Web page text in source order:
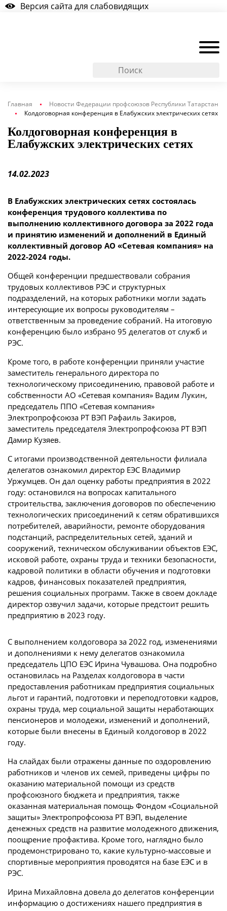
Версия сайта для слабовидящих
Главная
Новости Федерации профсоюзов Республики Татарстан
Колдоговорная конференция в Елабужских электрических сетях
Колдоговорная конференция в
Елабужских электрических сетях
14.02.2023
В Елабужских электрических сетях состоялась
конференция трудового коллектива по
выполнению коллективного договора за 2022 года
и принятию изменений и дополнений в Единый
коллективный договор АО «Сетевая компания» на
2022-2024 годы.
Общей конференции предшествовали собрания
трудовых коллективов РЭС и структурных
подразделений, на которых работники могли задать
интересующие их вопросы руководителям –
ответственным за проведение собраний. На итоговую
конференцию было избрано 95 делегатов от служб и
РЭС.
Кроме того, в работе конференции приняли участие
заместитель генерального директора по
технологическому присоединению, правовой работе и
собственности АО «Сетевая компания» Вадим Лукин,
председатель ППО «Сетевая компания»
Электропрофсоюза РТ ВЭП Рафаиль Закиров,
заместитель председателя Электропрофсоюза РТ ВЭП
Дамир Кузяев.
С итогами производственной деятельности филиала
делегатов ознакомил директор ЕЭС Владимир
Уржумцев. Он дал оценку работы предприятия в 2022
году: остановился на вопросах капитального
строительства, заключения договоров по обеспечению
технологических присоединений к сетям обратившихся
потребителей, аварийности, ремонте оборудования
подстанций, распределительных сетей, зданий и
сооружений, техническом обслуживании объектов ЕЭС,
исковой работе, охраны труда и техники безопасности,
кадровой политики в области обучения и подготовки
кадров, финансовых показателей предприятия,
решения социальных программ. Также в своем докладе
директор озвучил задачи, которые предстоит решить
предприятию в 2023 году.
С выполнением колдоговора за 2022 год, изменениями
и дополнениями к нему делегатов ознакомила
председатель ЦПО ЕЭС Ирина Чувашова. Она подробно
остановилась на Разделах колдоговора в части
предоставления работникам предприятия социальных
льгот и гарантий, подготовки и переподготовки кадров,
охраны труда, мер социальной защиты неработающих
пенсионеров и молодежи, изменений и дополнений,
которые были внесены в Единый колдоговор в 2022
году.
На слайдах были отражены данные по оздоровлению
работников и членов их семей, приведены цифры по
оказанию материальной помощи из средств
профсоюзного бюджета и предприятия, также
оказанная материальная помощь Фондом «Социальной
защиты» Электропрофсоюза РТ ВЭП, выделение
денежных средств на развитие молодежного движения,
поощрение профактива. Кроме того, наглядно было
продемонстрировано то, какие культурно-массовые и
спортивные мероприятия проводятся на базе ЕЭС и в
РЭС.
Ирина Михайловна довела до делегатов конференции
информацию о достижениях нашего предприятия в